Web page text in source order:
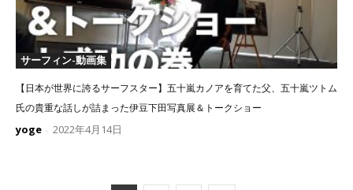
サーフィン-動画集
【日本が世界に誇るサーフスター】五十嵐カノアを育てた父、五十嵐ツトム
氏の貴重な話しが詰まった伊豆下田写真展＆トークショー
yoge - 2022年4月14日